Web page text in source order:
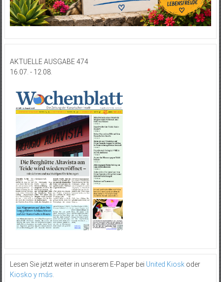
AKTUELLE AUSGABE 474
16.07. - 12.08.
Lesen Sie jetzt weiter in unserem E-Paper bei United Kioskoder
Kiosko y más.